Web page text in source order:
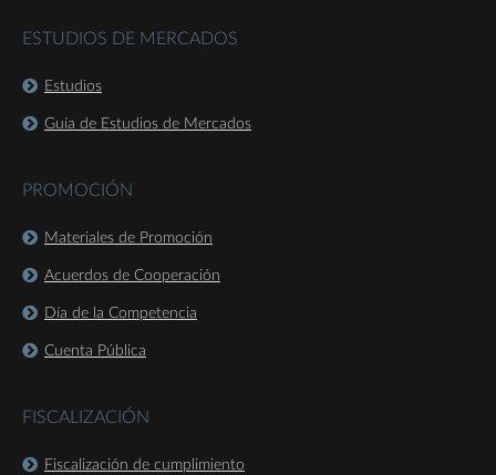
ESTUDIOS DE MERCADOS
Estudios
Guía de Estudios de Mercados
PROMOCIÓN
Materiales de Promoción
Acuerdos de Cooperación
Día de la Competencia
Cuenta Pública
FISCALIZACIÓN
Fiscalización de cumplimiento